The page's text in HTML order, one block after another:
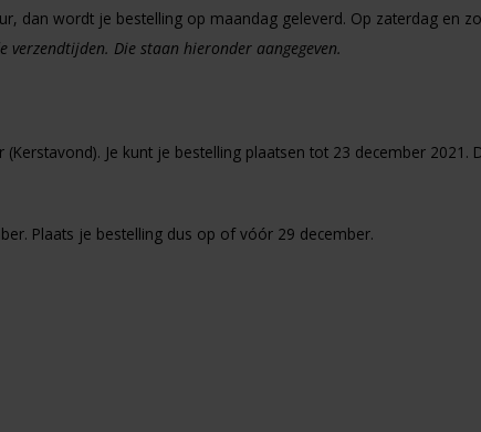
dan wordt je bestelling op maandag geleverd. Op zaterdag en
Die staan hieronder aangegeven.
Je kunt je bestelling plaatsen tot 23 december 2021.
Plaats je bestelling dus op of vóór 29 december.